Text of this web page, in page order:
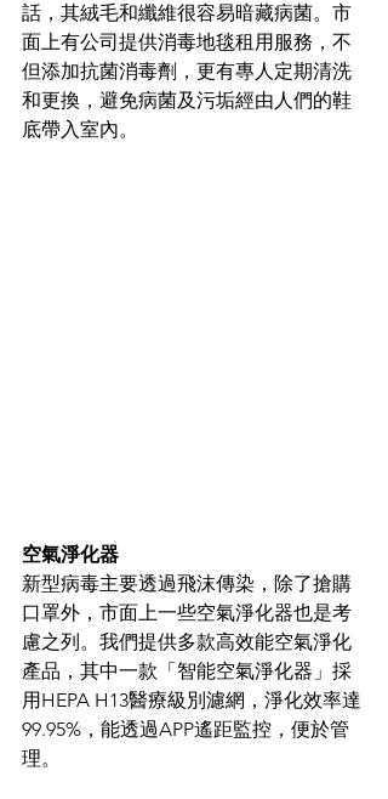
話，其絨毛和纖維很容易暗藏病菌。市
面上有公司提供消毒地毯租用服務，不
但添加抗菌消毒劑，更有專人定期清洗
和更換，避免病菌及污垢經由人們的鞋
底帶入室內。
空氣淨化器
新型病毒主要透過飛沫傳染，除了搶購
口罩外，市面上一些空氣淨化器也是考
慮之列。我們提供多款高效能空氣淨化
產品，其中一款「智能空氣淨化器」採
用HEPA H13醫療級別濾網，淨化效率達
99.95%，能透過APP遙距監控，便於管
理。